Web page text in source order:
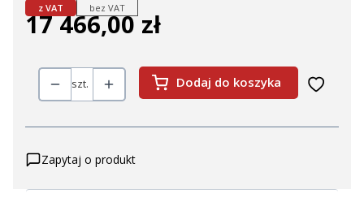
z VAT bez VAT
Cena
17 466,00 zł
szt. Dodaj do koszyka
Zapytaj o produkt